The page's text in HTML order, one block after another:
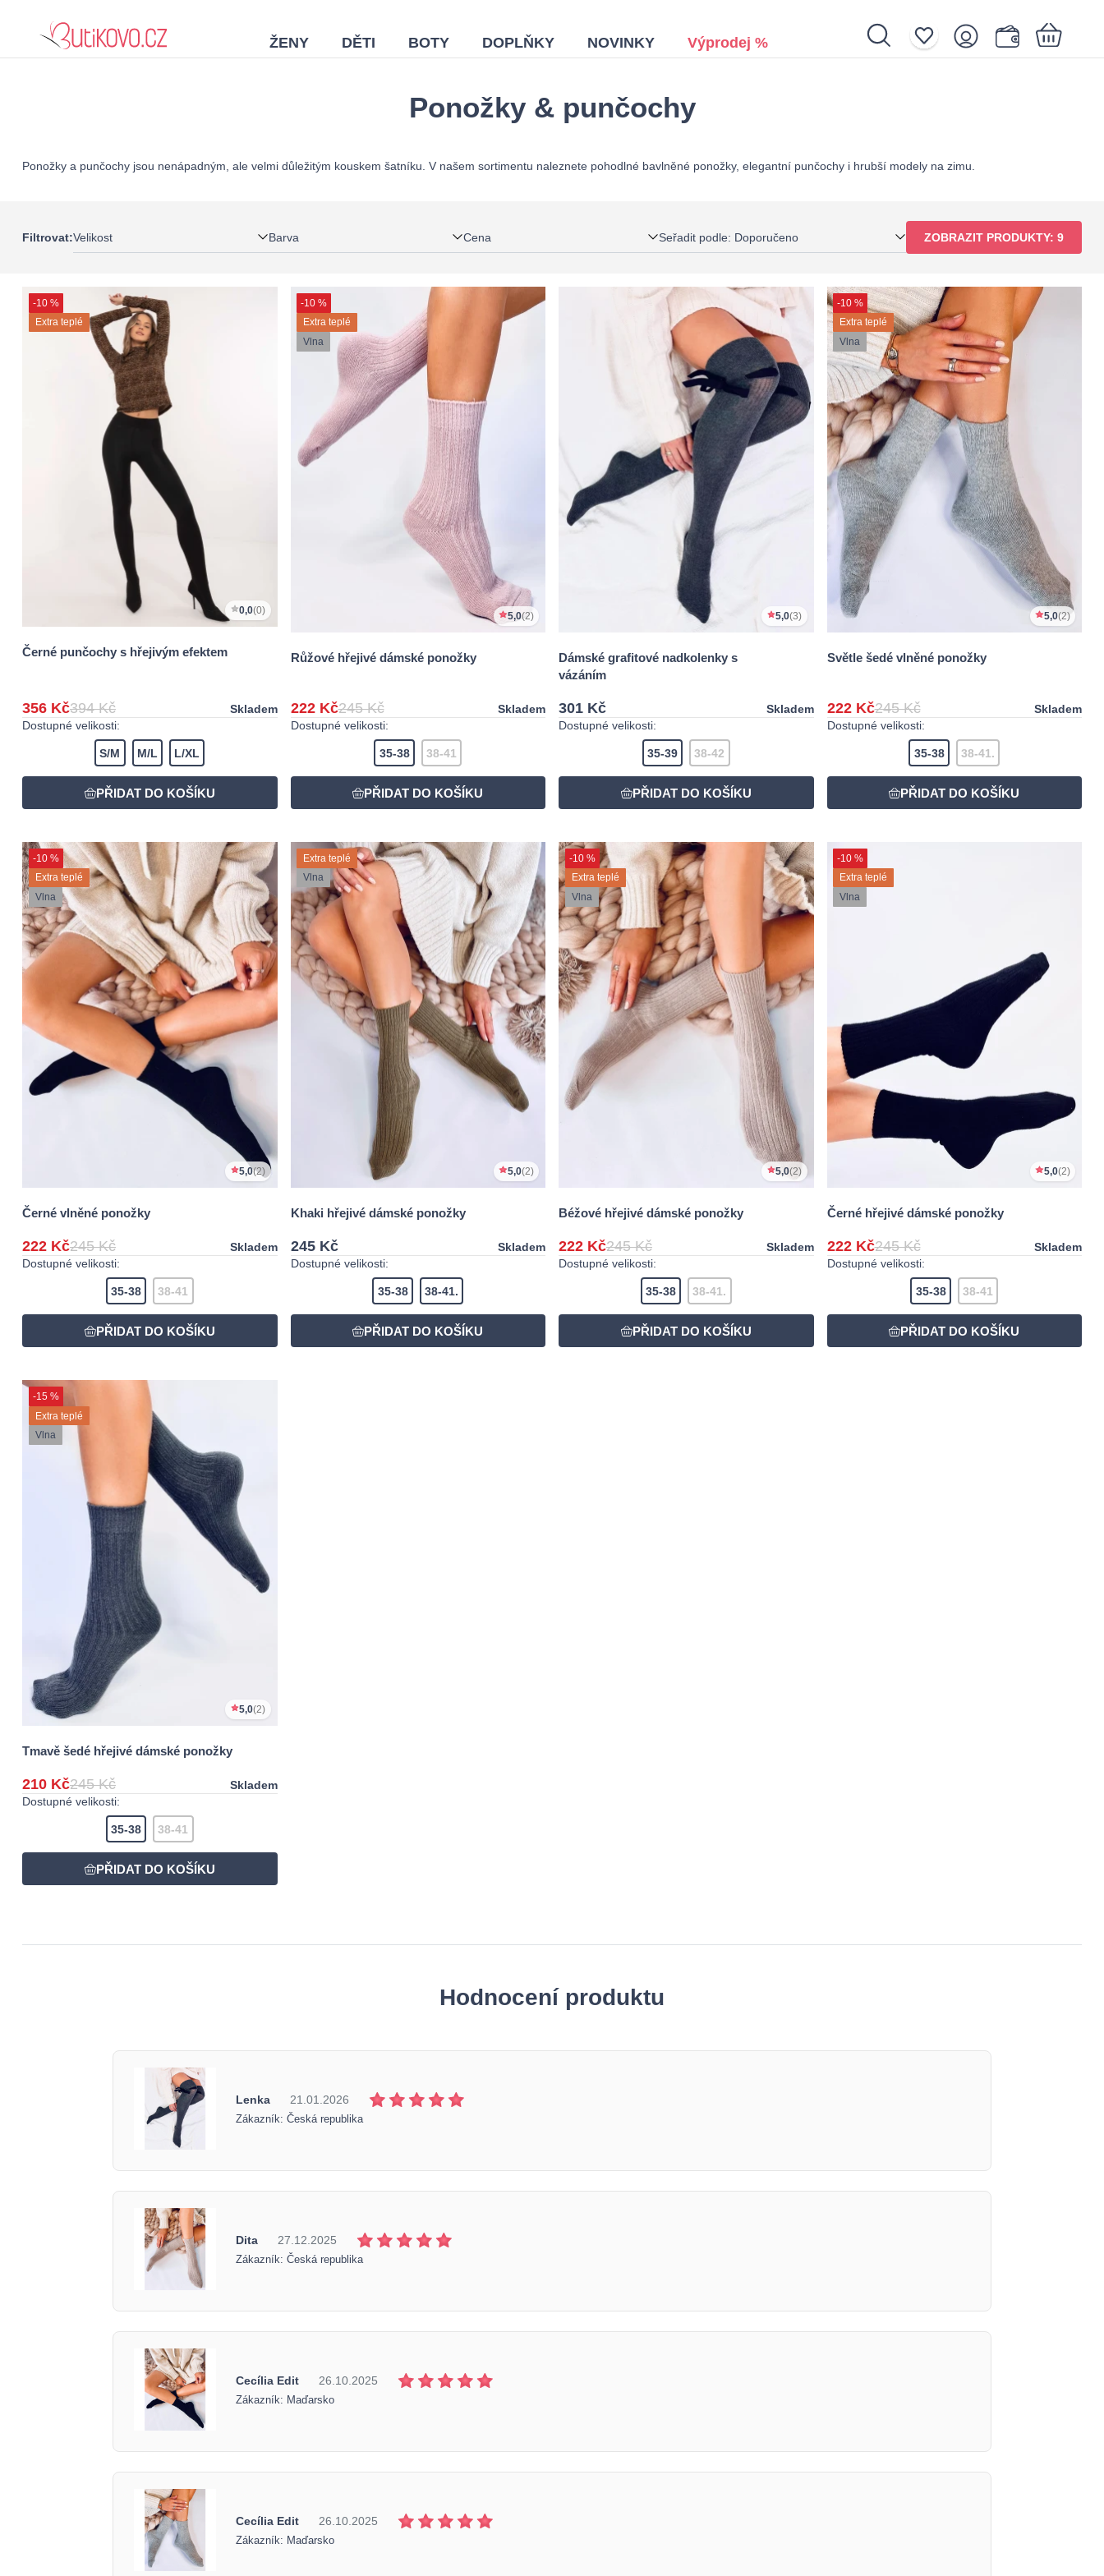
ŽENY DĚTI BOTY DOPLŇKY NOVINKY Výprodej %
Ponožky & punčochy
Ponožky a punčochy jsou nenápadným, ale velmi důležitým kouskem šatníku. V našem sortimentu naleznete pohodlné bavlněné ponožky, elegantní punčochy i hrubší modely na zimu.
Filtrovat:Velikost Barva Cena Seřadit podle: Doporučeno ZOBRAZIT PRODUKTY: 9
-10 %
Extra teplé
0,0(0)
Černé punčochy s hřejivým efektem
356 Kč394 Kč
Skladem
Dostupné velikosti:
S/M M/L L/XL
-10 %
Extra teplé
Vlna
5,0(2)
Růžové hřejivé dámské ponožky
222 Kč245 Kč
Skladem
Dostupné velikosti:
35-38 38-41
5,0(3)
Dámské grafitové nadkolenky s
vázáním
301 Kč
Skladem
Dostupné velikosti:
35-39 38-42
-10 %
Extra teplé
Vlna
5,0(2)
Světle šedé vlněné ponožky
222 Kč245 Kč
Skladem
Dostupné velikosti:
35-38 38-41.
-10 %
Extra teplé
Vlna
5,0(2)
Černé vlněné ponožky
222 Kč245 Kč
Skladem
Dostupné velikosti:
35-38 38-41
Extra teplé
Vlna
5,0(2)
Khaki hřejivé dámské ponožky
245 Kč
Skladem
Dostupné velikosti:
35-38 38-41.
-10 %
Extra teplé
Vlna
5,0(2)
Béžové hřejivé dámské ponožky
222 Kč245 Kč
Skladem
Dostupné velikosti:
35-38 38-41.
-10 %
Extra teplé
Vlna
5,0(2)
Černé hřejivé dámské ponožky
222 Kč245 Kč
Skladem
Dostupné velikosti:
35-38 38-41
-15 %
Extra teplé
Vlna
5,0(2)
Tmavě šedé hřejivé dámské ponožky
210 Kč245 Kč
Skladem
Dostupné velikosti:
35-38 38-41
Hodnocení produktu
Lenka 21.01.2026
Zákazník: Česká republika
Dita 27.12.2025
Zákazník: Česká republika
Cecília Edit 26.10.2025
Zákazník: Maďarsko
Cecília Edit 26.10.2025
Zákazník: Maďarsko